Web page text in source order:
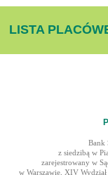
LISTA
Bank
z siedzibą w
zarejestrowany w
w Warszawie, XIV